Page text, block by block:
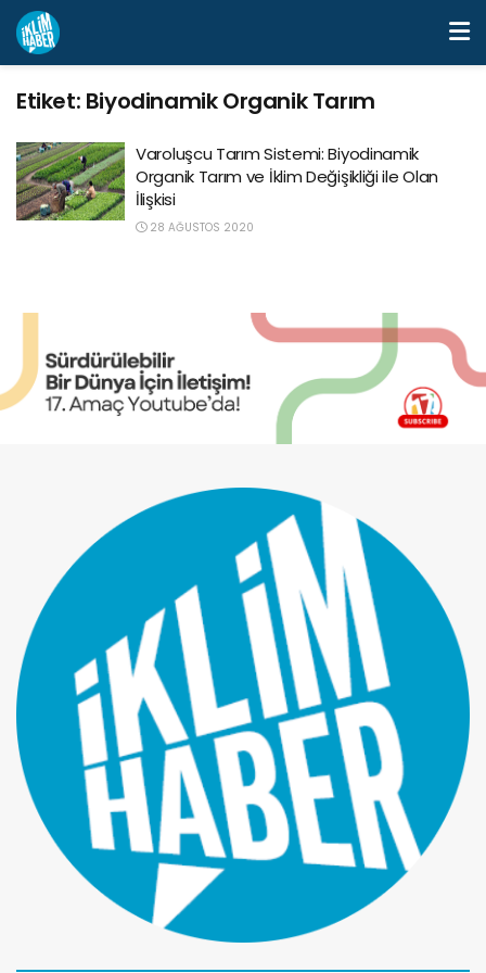
Etiket: Biyodinamik Organik Tarım
Varoluşcu Tarım Sistemi: Biyodinamik
Organik Tarım ve İklim Değişikliği ile Olan
İlişkisi
28 AĞUSTOS 2020